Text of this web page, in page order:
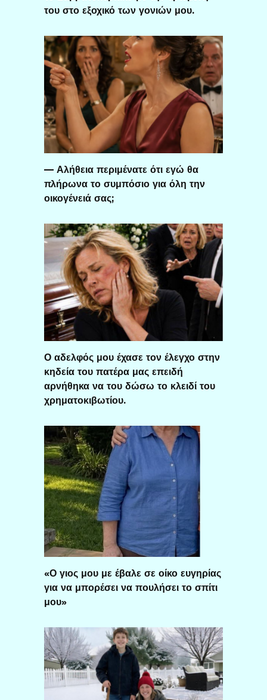
του στο εξοχικό των γονιών μου.
— Αλήθεια περιμένατε ότι εγώ θα
πλήρωνα το συμπόσιο για όλη την
οικογένειά σας;
Ο αδελφός μου έχασε τον έλεγχο στην
κηδεία του πατέρα μας επειδή
αρνήθηκα να του δώσω το κλειδί του
χρηματοκιβωτίου.
«Ο γιος μου με έβαλε σε οίκο ευγηρίας
για να μπορέσει να πουλήσει το σπίτι
μου»